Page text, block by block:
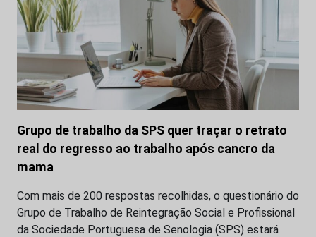
Grupo de trabalho da SPS quer traçar o retrato
real do regresso ao trabalho após cancro da
mama
Com mais de 200 respostas recolhidas, o questionário do
Grupo de Trabalho de Reintegração Social e Profissional
da Sociedade Portuguesa de Senologia (SPS) estará